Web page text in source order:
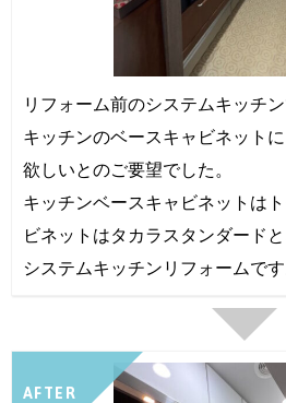
リフォーム前のシステムキッチン
キッチンのベースキャビネット
欲しいとのご要望でした。
キッチンベースキャビネットは
ビネットはタカラスタンダード
システムキッチンリフォームです
AFTER